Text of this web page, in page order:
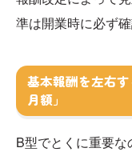
準は開業時に必ず確
基本報酬を左右
月額」
B型でとくに重要な